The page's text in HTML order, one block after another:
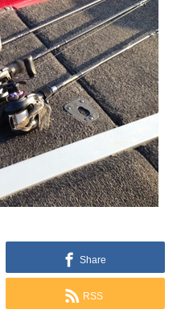
Share
RSS